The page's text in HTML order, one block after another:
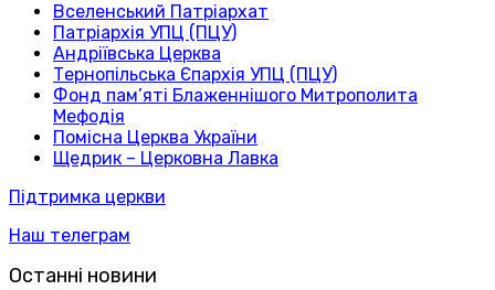
Вселенський Патріархат
Патріархія УПЦ (ПЦУ)
Андріївська Церква
Тернопільська Єпархія УПЦ (ПЦУ)
Фонд пам’яті Блаженнішого Митрополита
Мефодія
Помісна Церква України
Щедрик – Церковна Лавка
Підтримка церкви
Наш телеграм
Останні новини